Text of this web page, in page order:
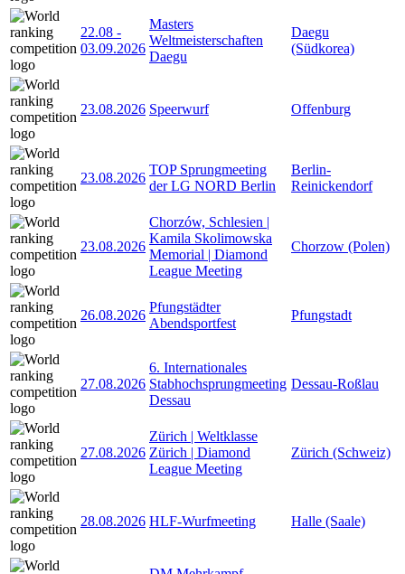
22.08 -
03.09.2026
Masters
Weltmeisterschaften
Daegu
Daegu
(Südkorea)
23.08.2026 Speerwurf Offenburg
23.08.2026
TOP Sprungmeeting
der LG NORD Berlin
Berlin-
Reinickendorf
23.08.2026
Chorzów, Schlesien |
Kamila Skolimowska
Memorial | Diamond
League Meeting
Chorzow (Polen)
26.08.2026
Pfungstädter
Abendsportfest
Pfungstadt
27.08.2026
6. Internationales
Stabhochsprungmeeting
Dessau
Dessau-Roßlau
27.08.2026
Zürich | Weltklasse
Zürich | Diamond
League Meeting
Zürich (Schweiz)
28.08.2026 HLF-Wurfmeeting Halle (Saale)